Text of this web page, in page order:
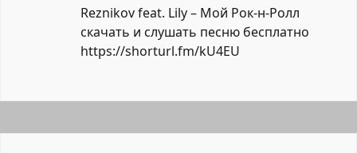
Reznikov feat. Lily – Мой Рок-н-Ролл
скачать и слушать песню бесплатно
https://shorturl.fm/kU4EU